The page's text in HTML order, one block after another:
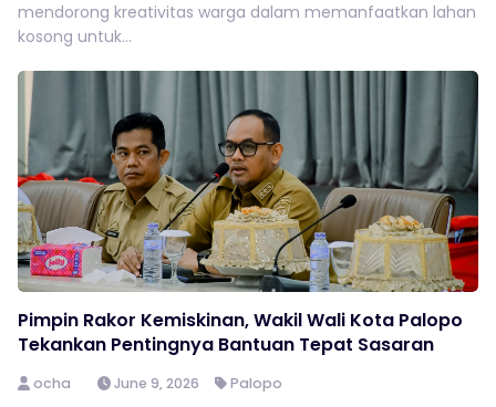
mendorong kreativitas warga dalam memanfaatkan lahan
kosong untuk...
Pimpin Rakor Kemiskinan, Wakil Wali Kota Palopo
Tekankan Pentingnya Bantuan Tepat Sasaran
ocha June 9, 2026 Palopo